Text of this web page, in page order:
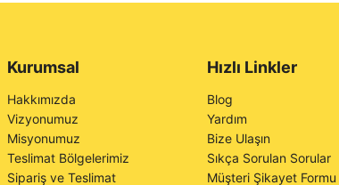
Kurumsal
Hakkımızda
Vizyonumuz
Misyonumuz
Teslimat Bölgelerimiz
Sipariş ve Teslimat
Hızlı Linkler
Blog
Yardım
Bize Ulaşın
Sıkça Sorulan Sorular
Müşteri Şikayet Formu